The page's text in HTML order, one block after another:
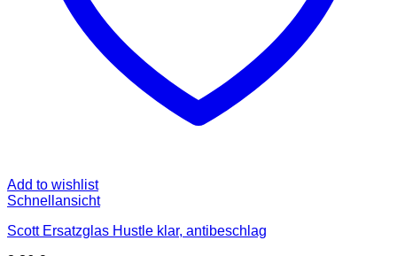
Add to wishlist
Schnellansicht
Scott Ersatzglas Hustle klar, antibeschlag